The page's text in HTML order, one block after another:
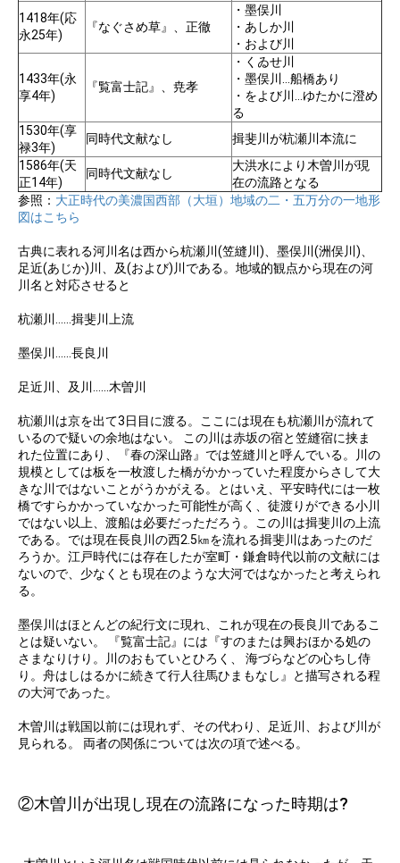
1418年(応
永25年)
『なぐさめ草』、正徹
・墨俣川
・あしか川
・および川
1433年(永
享4年)
『覧富士記』、尭孝
・くゐせ川
・墨俣川…船橋あり
・をよび川…ゆたかに澄め
る
1530年(享
禄3年)
同時代文献なし
揖斐川が杭瀬川本流に
1586年(天
正14年)
同時代文献なし
大洪水により木曽川が現
在の流路となる
参照： 大正時代の美濃国西部（大垣）地域の二・五万分の一地形
図はこちら
古典に表れる河川名は西から杭瀬川(笠縫川)、墨俣川(洲俣川)、
足近(あじか)川、及(および)川である。地域的観点から現在の河
川名と対応させると
杭瀬川……揖斐川上流
墨俣川……長良川
足近川、及川……木曽川
杭瀬川は京を出て3日目に渡る。ここには現在も杭瀬川が流れて
いるので疑いの余地はない。 この川は赤坂の宿と笠縫宿に挟ま
れた位置にあり、『春の深山路』では笠縫川と呼んでいる。川の
規模としては板を一枚渡した橋がかかっていた程度からさして大
きな川ではないことがうかがえる。とはいえ、平安時代には一枚
橋ですらかかっていなかった可能性が高く、徒渡りができる小川
ではない以上、渡船は必要だっただろう。この川は揖斐川の上流
である。では現在長良川の西2.5㎞を流れる揖斐川はあったのだ
ろうか。江戸時代には存在したが室町・鎌倉時代以前の文献には
ないので、少なくとも現在のような大河ではなかったと考えられ
る。
墨俣川はほとんどの紀行文に現れ、これが現在の長良川であるこ
とは疑いない。 『覧富士記』には『すのまたは興おほかる処の
さまなりけり。川のおもていとひろく、 海づらなどの心ちし侍
り。舟はしはるかに続きて行人往馬ひまもなし』と描写される程
の大河であった。
木曽川は戦国以前には現れず、その代わり、足近川、および川が
見られる。 両者の関係については次の項で述べる。
②木曽川が出現し現在の流路になった時期は?